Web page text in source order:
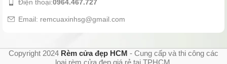
Điện thoại:0964.467.727
Email: remcuaxinhsg@gmail.com
Copyright 2024 Rèm cửa đẹp HCM - Cung cấp và thi công các